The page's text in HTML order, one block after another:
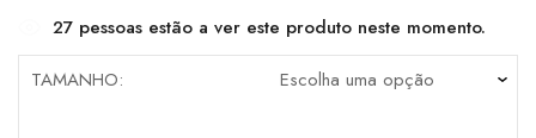
27 pessoas estão a ver este produto neste momento.
TAMANHO